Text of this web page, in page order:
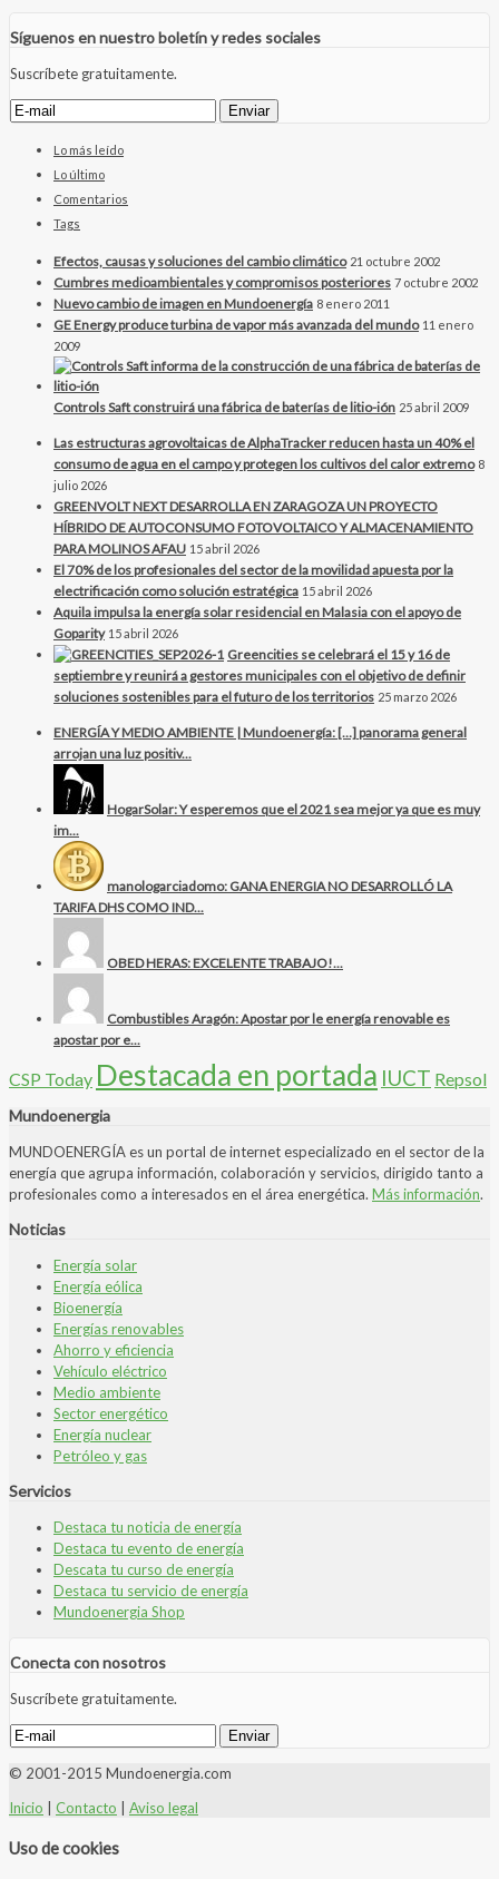
Síguenos en nuestro boletín y redes sociales
Suscríbete gratuitamente.
Lo más leído
Lo último
Comentarios
Tags
Efectos, causas y soluciones del cambio climático 21 octubre 2002
Cumbres medioambientales y compromisos posteriores 7 octubre 2002
Nuevo cambio de imagen en Mundoenergía 8 enero 2011
GE Energy produce turbina de vapor más avanzada del mundo 11 enero
2009
Controls Saft construirá una fábrica de baterías de litio-ión 25 abril 2009
Las estructuras agrovoltaicas de AlphaTracker reducen hasta un 40% el
consumo de agua en el campo y protegen los cultivos del calor extremo 8
julio 2026
GREENVOLT NEXT DESARROLLA EN ZARAGOZA UN PROYECTO
HÍBRIDO DE AUTOCONSUMO FOTOVOLTAICO Y ALMACENAMIENTO
PARA MOLINOS AFAU 15 abril 2026
El 70% de los profesionales del sector de la movilidad apuesta por la
electrificación como solución estratégica 15 abril 2026
Aquila impulsa la energía solar residencial en Malasia con el apoyo de
Goparity 15 abril 2026
Greencities se celebrará el 15 y 16 de
septiembre y reunirá a gestores municipales con el objetivo de definir
soluciones sostenibles para el futuro de los territorios 25 marzo 2026
ENERGÍA Y MEDIO AMBIENTE | Mundoenergía: […] panorama general
arrojan una luz positiv...
HogarSolar: Y esperemos que el 2021 sea mejor ya que es muy
im...
manologarciadomo: GANA ENERGIA NO DESARROLLÓ LA
TARIFA DHS COMO IND...
OBED HERAS: EXCELENTE TRABAJO!...
Combustibles Aragón: Apostar por le energía renovable es
apostar por e...
CSP Today Destacada en portada IUCT Repsol
Mundoenergia
MUNDOENERGÍA es un portal de internet especializado en el sector de la
energía que agrupa información, colaboración y servicios, dirigido tanto a
profesionales como a interesados en el área energética. Más información.
Noticias
Energía solar
Energía eólica
Bioenergía
Energías renovables
Ahorro y eficiencia
Vehículo eléctrico
Medio ambiente
Sector energético
Energía nuclear
Petróleo y gas
Servicios
Destaca tu noticia de energía
Destaca tu evento de energía
Descata tu curso de energía
Destaca tu servicio de energía
Mundoenergia Shop
Conecta con nosotros
Suscríbete gratuitamente.
© 2001-2015 Mundoenergia.com
Inicio
Contacto Aviso legal
Uso de cookies